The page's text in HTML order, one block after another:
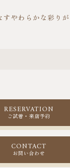
やわらかな彩り
RESERVATION
ご試着・来店予約
CONTACT
お問い合わせ